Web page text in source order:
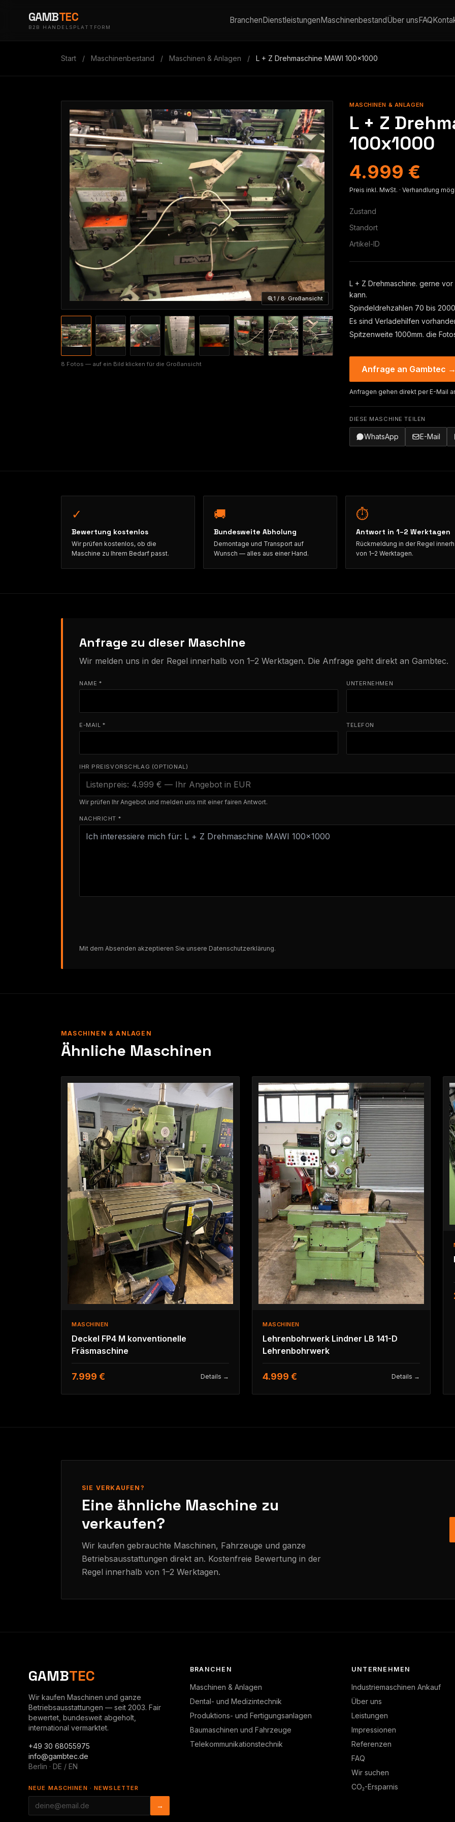
GAMBTEC
B2B HANDELSPLATTFORM
BranchenDienstleistungenMaschinenbestandÜber unsFAQ
Start / Maschinenbestand / Maschinen & Anlagen / L + Z Drehmaschine MAWI 100x1000
1 / 8· Großansicht
8 Fotos — auf ein Bild klicken für die Großansicht
MASCHINEN & ANLAGEN
L + Z
100x1000
4.999 €
Preis inkl. MwSt. · Verhandlung
Zustand
Standort
Artikel-ID
L + Z Drehmaschine. gerne
kann.
Spindeldrehzahlen 70 bis
Es sind Verladehilfen
Spitzenweite 1000mm. die
Anfrage an Gambtec
Anfragen gehen direkt per E-Mail
DIESE MASCHINE TEILEN
WhatsApp E-Mail
✓
Bewertung kostenlos
Wir prüfen kostenlos, ob die
Maschine zu Ihrem Bedarf passt.
🚚
Bundesweite Abholung
Demontage und Transport auf
Wunsch — alles aus einer Hand.
⏱
Antwort in 1–2 Werktagen
Rückmeldung in der Regel
von 1–2 Werktagen.
Anfrage zu dieser Maschine
Wir melden uns in der Regel innerhalb von 1–2 Werktagen. Die Anfrage geht direkt an Gambtec.
NAME * UNTERNEHMEN
E-MAIL * TELEFON
IHR PREISVORSCHLAG (OPTIONAL)
Wir prüfen Ihr Angebot und melden uns mit einer fairen Antwort.
NACHRICHT *
Mit dem Absenden akzeptieren Sie unsere Datenschutzerklärung.
MASCHINEN & ANLAGEN
Ähnliche Maschinen
MASCHINEN
Deckel FP4 M konventionelle
Fräsmaschine
7.999 € Details →
MASCHINEN
Lehrenbohrwerk Lindner LB 141-D
Lehrenbohrwerk
4.999 € Details →
SIE VERKAUFEN?
Eine ähnliche Maschine zu
verkaufen?
Wir kaufen gebrauchte Maschinen, Fahrzeuge und ganze
Betriebsausstattungen direkt an. Kostenfreie Bewertung in der
Regel innerhalb von 1–2 Werktagen.
GAMBTEC
Wir kaufen Maschinen und ganze
Betriebsausstattungen — seit 2003. Fair
bewertet, bundesweit abgeholt,
international vermarktet.
+49 30 68055975
info@gambtec.de
Berlin · DE / EN
NEUE MASCHINEN · NEWSLETTER
→
BRANCHEN
Maschinen & Anlagen
Dental- und Medizintechnik
Produktions- und Fertigungsanlagen
Baumaschinen und Fahrzeuge
Telekommunikationstechnik
UNTERNEHMEN
Industriemaschinen Ankauf
Über uns
Leistungen
Impressionen
Referenzen
FAQ
Wir suchen
CO₂-Ersparnis